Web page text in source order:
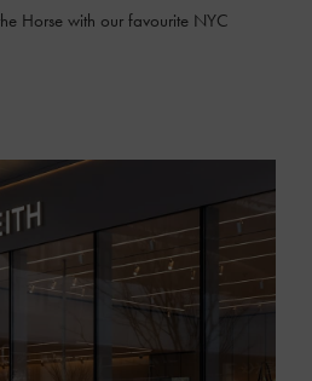
Horse with our favourite NYC